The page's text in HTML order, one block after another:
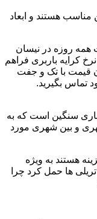
چرخ ها برای جابه جایی بار تا 15 تن مناسب هستند و ابعاد
همه روزه در نیسان
کرایه باربری فراهم
قیمت با تک و جفت
تماس بگیرید.
های باری سنگین است که به
و بین شهری مورد
22 تنی بهترین گزینه هستند به ویژه
ها حمل کرد چرا